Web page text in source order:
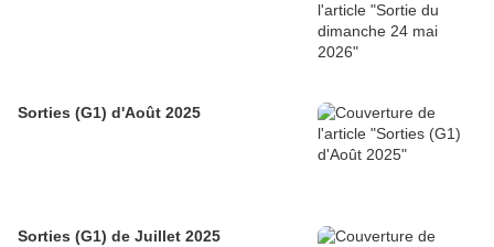
Sorties (G1) d'Août 2025
Sorties (G1) de Juillet 2025